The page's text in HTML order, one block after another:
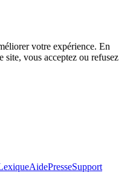
votre expérience. En
vous acceptez ou refusez
AidePresseSupport